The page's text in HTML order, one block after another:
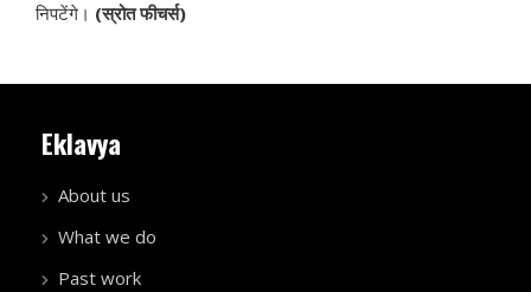
निपटेंगे। (स्रोत फीचर्स)
Eklavya
About us
What we do
Past work